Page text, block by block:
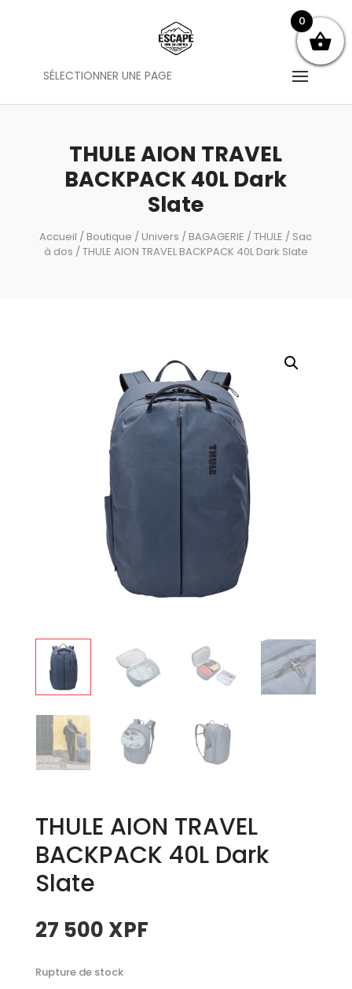
SÉLECTIONNER UNE PAGE
THULE AION TRAVEL
BACKPACK 40L Dark
Slate
Accueil / Boutique / Univers / BAGAGERIE /THULE / Sac
à dos / THULE AION TRAVEL BACKPACK 40L Dark Slate
THULE AION TRAVEL
BACKPACK 40L Dark
Slate
27 500 XPF
Rupture de stock
0